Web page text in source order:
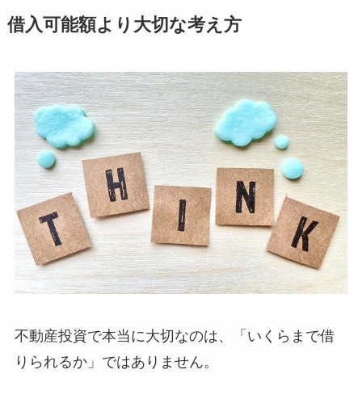
借入可能額より大切な考え方
不動産投資で本当に大切なのは、「いくらまで借
りられるか」ではありません。